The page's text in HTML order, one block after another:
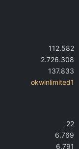
112.582
2.726.308
137.833
okwinlimited1
22
6.769
6.791